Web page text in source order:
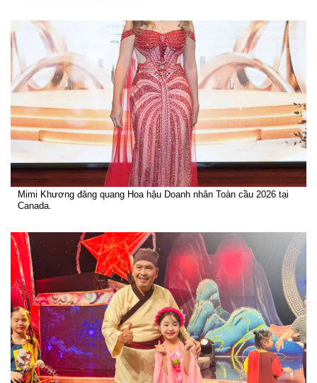
Mimi Khương đăng quang Hoa hậu Doanh nhân Toàn cầu 2026 tại
Canada.